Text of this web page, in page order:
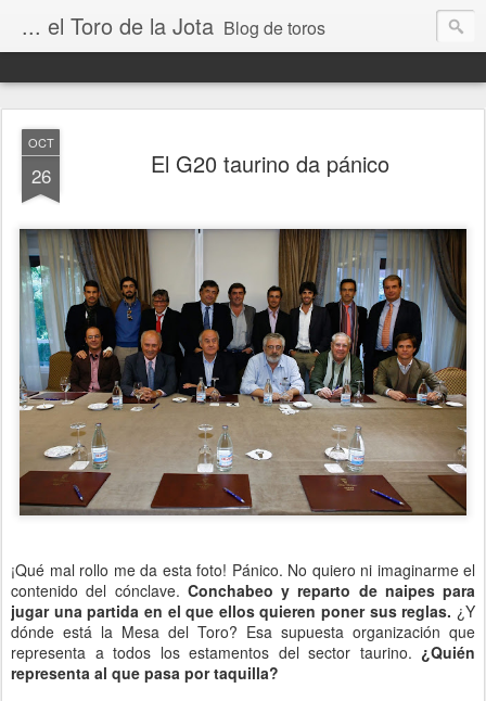
... el Toro de la Jota Blog de toros
OCT
26 El G20 taurino da pánico
¡Qué mal rollo me da esta foto! Pánico. No quiero ni imaginarme el
contenido del cónclave. Conchabeo y reparto de naipes para
jugar una partida en el que ellos quieren poner sus reglas. ¿Y
dónde está la Mesa del Toro? Esa supuesta organización que
representa a todos los estamentos del sector taurino. ¿Quién
representa al que pasa por taquilla?